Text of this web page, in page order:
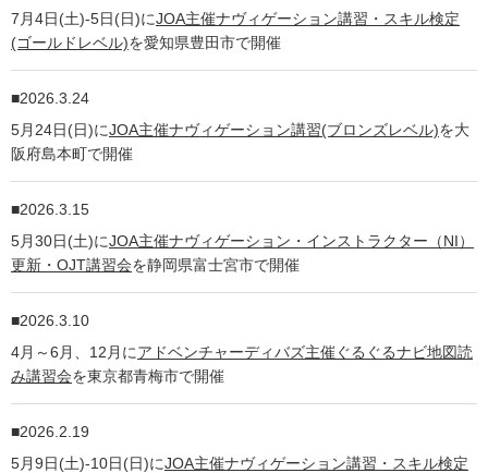
7月4日(土)-5日(日)にJOA主催ナヴィゲーション講習・スキル検定
(ゴールドレベル)を愛知県豊田市で開催
2026.3.24
5月24日(日)にJOA主催ナヴィゲーション講習(ブロンズレベル)を大
阪府島本町で開催
2026.3.15
5月30日(土)にJOA主催ナヴィゲーション・インストラクター（NI）
更新・OJT講習会を静岡県富士宮市で開催
2026.3.10
4月～6月、12月にアドベンチャーディバズ主催ぐるぐるナビ地図読
み講習会を東京都青梅市で開催
2026.2.19
5月9日(土)-10日(日)にJOA主催ナヴィゲーション講習・スキル検定